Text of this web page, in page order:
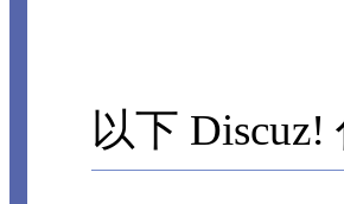
以下